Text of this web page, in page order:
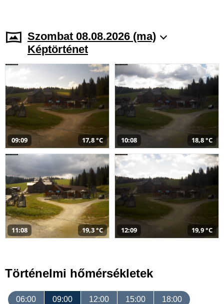
Szombat 08.08.2026 (ma)
Képtörténet
09:09 17,8 °C 10:08 18,8 °C
11:08 19,3 °C 12:09 19,9 °C
Történelmi hőmérsékletek
06:00 09:00 12:00 15:00 18:00